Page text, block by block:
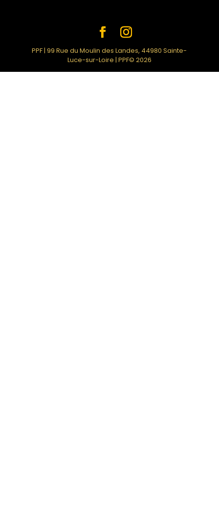
PPF | 99 Rue du Moulin des Landes, 44980 Sainte-
Luce-sur-Loire | PPF© 2026